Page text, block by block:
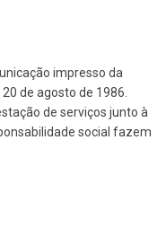
impresso da
de agosto de 1986.
de serviços junto à
social fazem